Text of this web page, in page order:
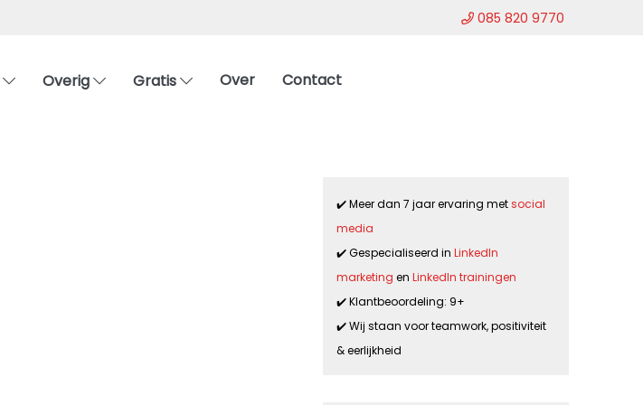
085 820 9770
Overig Gratis Over Contact
✔️ Meer dan 7 jaar ervaring metsocial
media
✔️ Gespecialiseerd in LinkedIn
marketing en LinkedIn trainingen
✔️ Klantbeoordeling: 9+
✔️ Wij staan voor teamwork, positiviteit
& eerlijkheid